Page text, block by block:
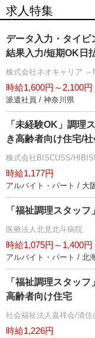
求人特集
データ入力・タイピ
結果入力/短期OK日
株式会社ネオキャリア ～
時給1,600円～2,100円
派遣社員 / 神奈川県
「未経験OK」調理
き高齢者向け住宅/
株式会社BISCUSS/
時給1,177円
アルバイト・パート / 大
「福祉調理スタッ
医療法人北見北斗病院
時給1,075円～1,400円
アルバイト・パート / 北
「福祉調理スタッ
高齢者向け住宅
社会福祉法人嘉祥会/清住
時給1,226円